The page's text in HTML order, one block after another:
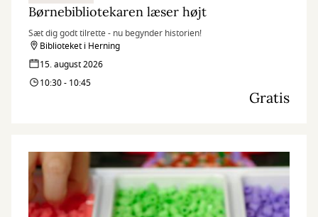
Børnebibliotekaren læser højt
Sæt dig godt tilrette - nu begynder historien!
Biblioteket i Herning
15. august 2026
10:30 - 10:45
Gratis